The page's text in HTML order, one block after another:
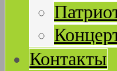
Контакты